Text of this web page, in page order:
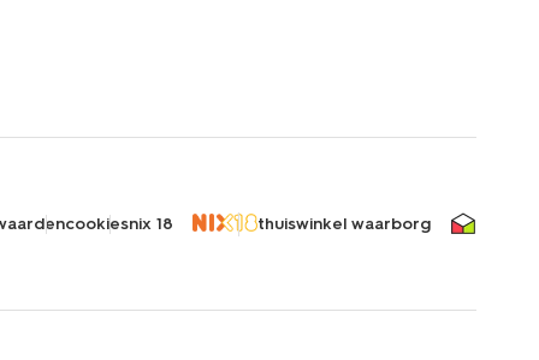
cookiesnix 18 thuiswinkel waarborg